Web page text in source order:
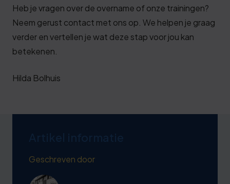
Heb je vragen over de overname of onze trainingen?
Neem gerust contact met ons op. We helpen je graag
verder en vertellen je wat deze stap voor jou kan
betekenen.
Hilda Bolhuis
Geschreven door